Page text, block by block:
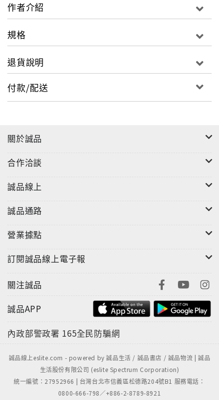
作者介紹
規格
退貨說明
付款/配送
關於誠品
合作洽談
誠品線上
誠品通路
營業據點
訂閱誠品線上電子報
關注誠品
誠品APP
內政部警政署 165全民防騙網
誠品線上eslite.com - powered by 誠品生活 / 誠品書店 / 誠品物流 | 誠品
生活股份有限公司 (eslite Spectrum Corporation)
統一編號：27952966 | 台灣台北市信義區松德路204號B1 服務電話：
0800-666-798／+886-2-8789-8921